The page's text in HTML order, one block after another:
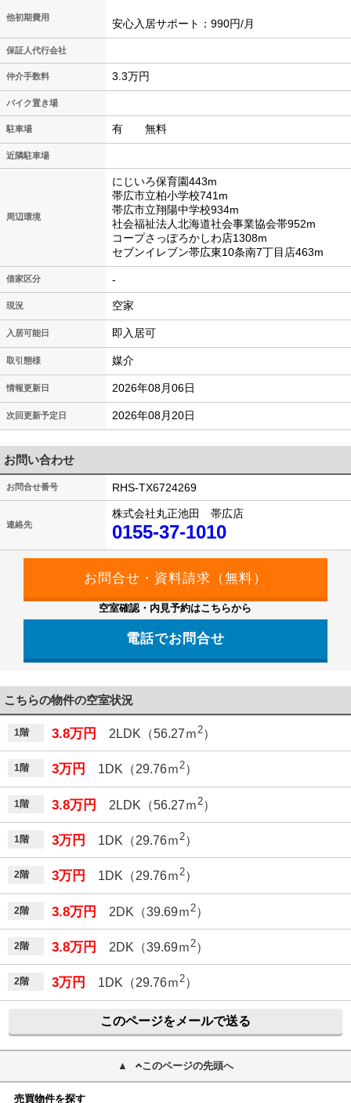
他初期費用 安心入居サポート：990円/月
保証人代行会社
仲介手数料 3.3万円
バイク置き場
駐車場 有 無料
近隣駐車場
周辺環境
にじいろ保育園443m
帯広市立柏小学校741m
帯広市立翔陽中学校934m
社会福祉法人北海道社会事業協会帯952m
コープさっぽろかしわ店1308m
セブンイレブン帯広東10条南7丁目店463m
借家区分 -
現況 空家
入居可能日 即入居可
取引態様 媒介
情報更新日 2026年08月06日
次回更新予定日 2026年08月20日
お問い合わせ
お問合せ番号 RHS-TX6724269
連絡先
株式会社丸正池田 帯広店
0155-37-1010
空室確認・内見予約はこちらから
電話でお問合せ
こちらの物件の空室状況
1階 3.8万円 2LDK（56.27ｍ2）
1階 3万円 1DK（29.76ｍ2）
1階 3.8万円 2LDK（56.27ｍ 2）
1階 3万円 1DK（29.76ｍ 2）
2階 3万円 1DK（29.76ｍ2）
2階 3.8万円 2DK（39.69ｍ 2）
2階 3.8万円 2DK（39.69ｍ 2）
2階 3万円 1DK（29.76ｍ2）
このページをメールで送る
このページの先頭へ
売買物件を探す